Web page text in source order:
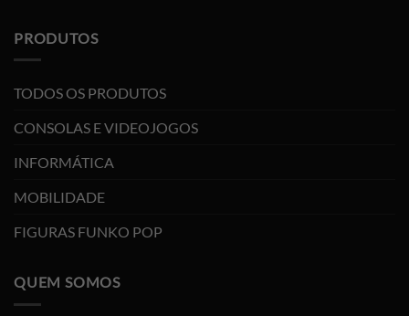
PRODUTOS
TODOS OS PRODUTOS
CONSOLAS E VIDEOJOGOS
INFORMÁTICA
MOBILIDADE
FIGURAS FUNKO POP
QUEM SOMOS